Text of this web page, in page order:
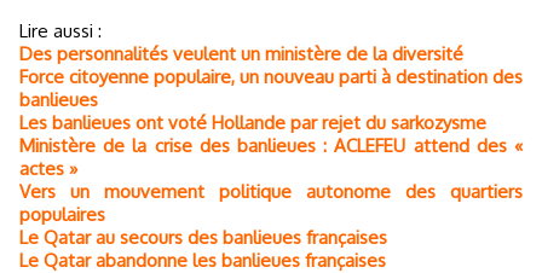
Lire aussi :
Des personnalités veulent un ministère de la diversité
Force citoyenne populaire, un nouveau parti à destination des
banlieues
Les banlieues ont voté Hollande par rejet du sarkozysme
Ministère de la crise des banlieues : ACLEFEU attend des «
actes »
Vers un mouvement politique autonome des quartiers
populaires
Le Qatar au secours des banlieues françaises
Le Qatar abandonne les banlieues françaises